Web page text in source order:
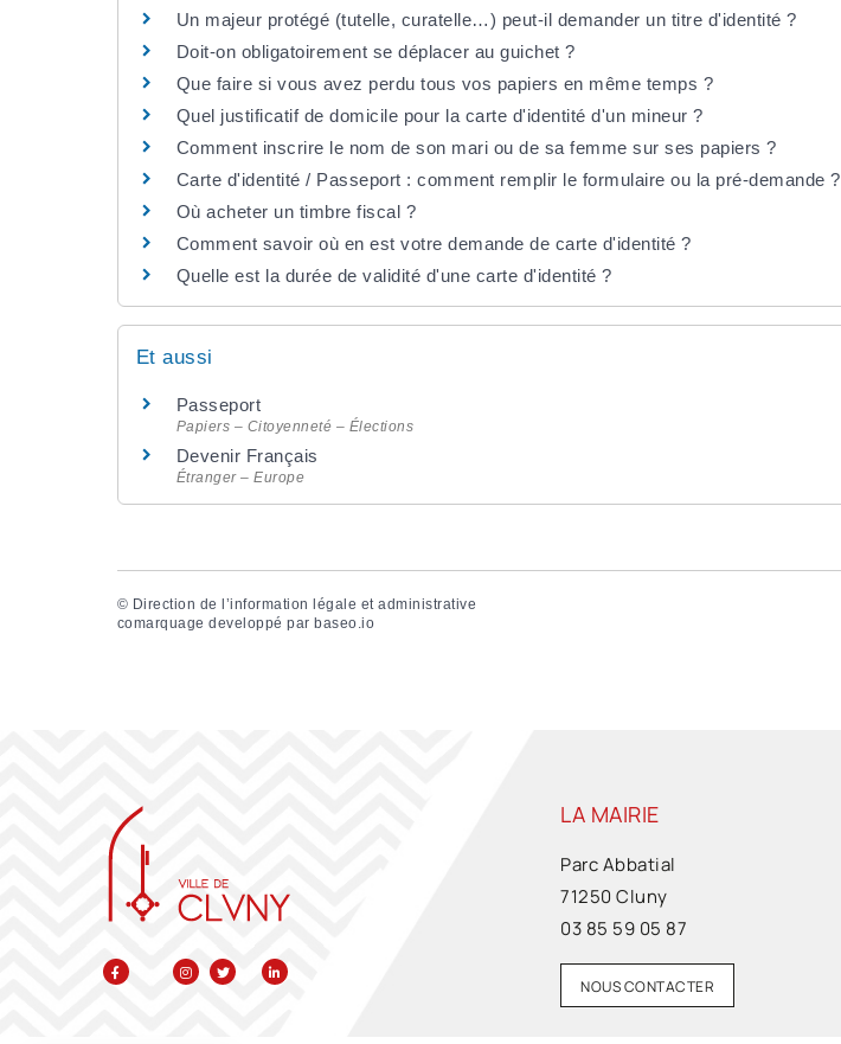
Un majeur protégé (tutelle, curatelle…) peut-il demander un titre d'identité ?
Doit-on obligatoirement se déplacer au guichet ?
Que faire si vous avez perdu tous vos papiers en même temps ?
Quel justificatif de domicile pour la carte d'identité d'un mineur ?
Comment inscrire le nom de son mari ou de sa femme sur ses papiers ?
Carte d'identité / Passeport : comment remplir le formulaire ou la pré-demande ?
Où acheter un timbre fiscal ?
Comment savoir où en est votre demande de carte d'identité ?
Quelle est la durée de validité d'une carte d'identité ?
Et aussi
Passeport
Papiers – Citoyenneté – Élections
Devenir Français
Étranger – Europe
© Direction de l’information légale et administrative
comarquage developpé par baseo.io
LA MAIRIE
Parc Abbatial
71250 Cluny
03 85 59 05 87
NOUS CONTACTER